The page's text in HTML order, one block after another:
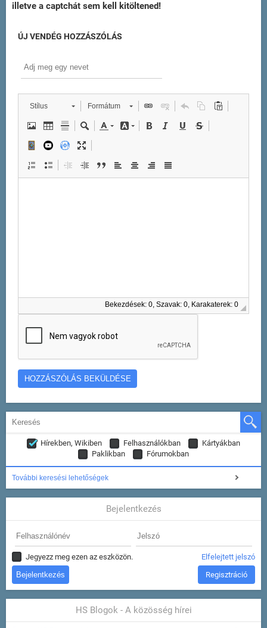
illetve a captchát sem kell kitöltened!
ÚJ VENDÉG HOZZÁSZÓLÁS
Stílus Formátum
Bekezdések: 0, Szavak: 0, Karakaterek: 0
Hírekben, Wikiben Felhasználókban
Kártyákban
Paklikban
Fórumokban
További keresési lehetőségek
Bejelentkezés
Jegyezz meg ezen az eszközön. Elfelejtett jelszó
Regisztráció
HS Blogok - A közösség hírei